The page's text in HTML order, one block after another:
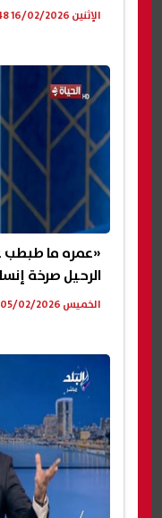
الإثنين 16/02/2026 06:48 م
«عمره ما
الرحيل صرخة
الخميس 05/02/2026 07:51 م